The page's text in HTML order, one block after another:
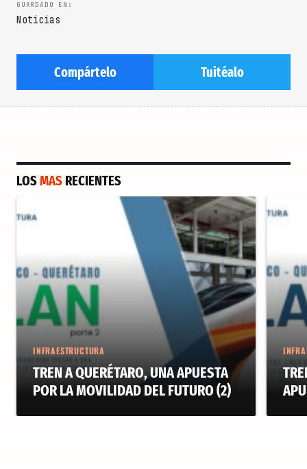
Noticias
Compártelo Tuitéalo
LOSMAS RECIENTES
INFRAESTRUCTURA
TREN A QUERÉTARO, UNA APUESTA
POR LA MOVILIDAD DEL FUTURO (2)